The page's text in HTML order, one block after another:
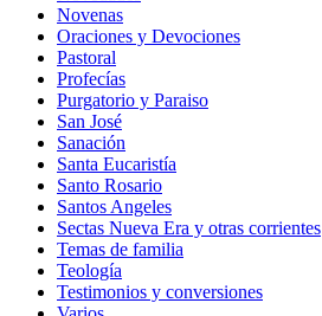
Novenas
Oraciones y Devociones
Pastoral
Profecías
Purgatorio y Paraiso
San José
Sanación
Santa Eucaristía
Santo Rosario
Santos Angeles
Sectas Nueva Era y otras corrientes
Temas de familia
Teología
Testimonios y conversiones